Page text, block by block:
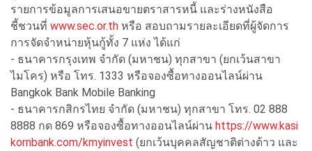
รายการข้อมูลการเสนอขายตราสารหนี้ และร่างหนังสือ
ชี้ชวนที่ www.sec.or.th หรือ สอบถามรายละเอียดที่ผู้จัดการ
การจัดจำหน่ายหุ้นกู้ทั้ง 7 แห่ง ได้แก่
- ธนาคารกรุงเทพ จำกัด (มหาชน) ทุกสาขา (ยกเว้นสาขา
ไมโคร) หรือ โทร. 1333 หรือจองซื้อทางออนไลน์ผ่าน
Bangkok Bank Mobile Banking
- ธนาคารกสิกรไทย จำกัด (มหาชน) ทุกสาขา โทร. 02 888
8888 กด 869 หรือจองซื้อทางออนไลน์ผ่าน https://www.kasi
kornbank.com/kmyinvest (ยกเว้นบุคคลสัญชาติต่างด้าว และ